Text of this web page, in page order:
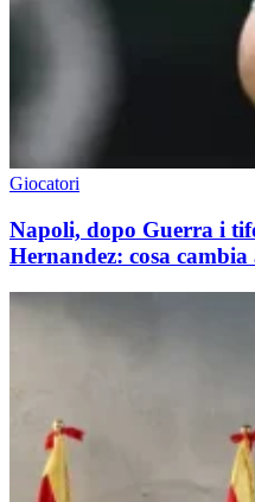
Giocatori
Napoli, dopo Guerra i
Hernandez: cosa